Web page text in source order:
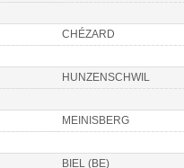
CHÉZARD
HUNZENSCHWIL
MEINISBERG
BIEL (BE)